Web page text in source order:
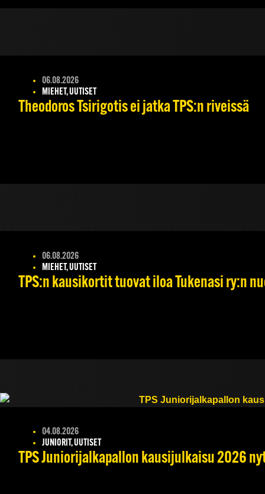
06.08.2026
MIEHET, UUTISET
Theodoros Tsirigotis ei jatka TPS:n riveissä
06.08.2026
MIEHET, UUTISET
TPS:n kausikortit tuovat iloa Tukenasi ry:n
04.08.2026
JUNIORIT, UUTISET
TPS Juniorijalkapallon kausijulkaisu 2026